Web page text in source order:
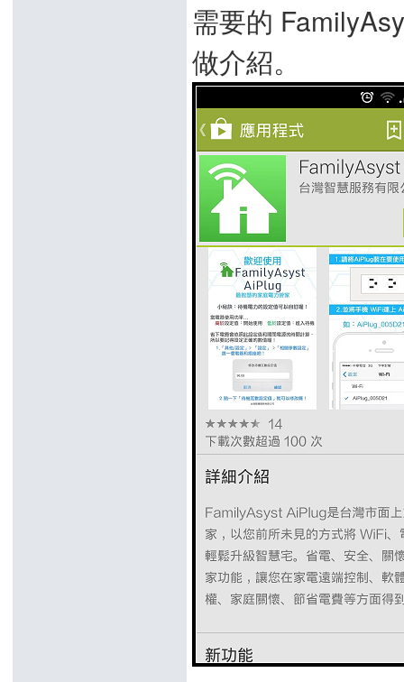
需要的
做介紹。